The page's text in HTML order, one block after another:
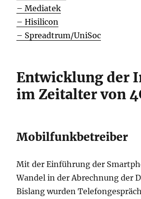
– Mediatek
– Hisilicon
– Spreadtrum/UniSoc
Entwicklung der
im Zeitalter von
Mobilfunkbetreiber
Mit der Einführung der
Wandel in der Abrechnung der
Bislang wurden